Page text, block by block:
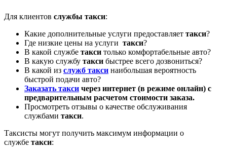
Для клиентов службы такси:
Какие дополнительные услуги предоставляет такси?
Где низкие цены на услуги такси?
В какой службе такси только комфортабельные авто?
В какую службу такси быстрее всего дозвониться?
В какой из служб такси наибольшая вероятность
быстрой подачи авто?
Заказать такси через интернет (в режиме онлайн) с
предварительным расчетом стоимости заказа.
Просмотреть отзывы о качестве обслуживания
службами такси.
Таксисты могут получить максимум информации о
службе такси: